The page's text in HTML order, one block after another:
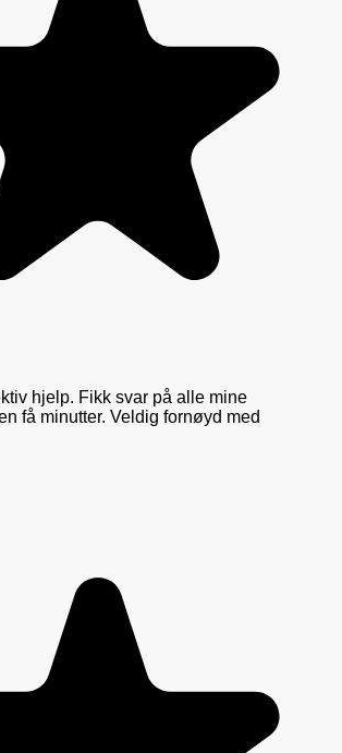
hjelp. Fikk svar på alle mine
få minutter. Veldig fornøyd med